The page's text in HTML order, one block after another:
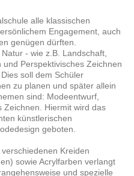
alle klassischen
Engagement, auch
genügen dürften.
- wie z.B. Landschaft,
Perspektivisches Zeichnen
soll dem Schüler
zu planen und später allein
sind: Modeentwurf,
Zeichnen. Hiermit wird das
künstlerischen
geboten.
Kreiden
sowie Acrylfarben verlangt
und spezielle